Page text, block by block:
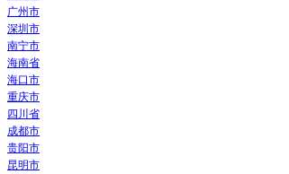
广州市
深圳市
南宁市
海南省
海口市
重庆市
四川省
成都市
贵阳市
昆明市